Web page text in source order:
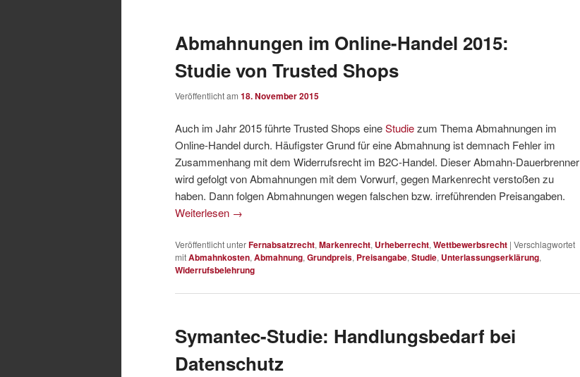
Abmahnungen im Online-Handel 2015:
Studie von Trusted Shops
Veröffentlicht am 18. November 2015
Auch im Jahr 2015 führte Trusted Shops eineStudiezum Thema Abmahnungen im
Online-Handel durch. Häufigster Grund für eine Abmahnung ist demnach Fehler im
Zusammenhang mit dem Widerrufsrecht im B2C-Handel. Dieser Abmahn-Dauerbrenner
wird gefolgt von Abmahnungen mit dem Vorwurf, gegen Markenrecht verstoßen zu
haben. Dann folgen Abmahnungen wegen falschen bzw. irreführenden Preisangaben.
Weiterlesen →
Veröffentlicht unterFernabsatzrecht, Markenrecht, Urheberrecht, Wettbewerbsrecht | Verschlagwortet
mitAbmahnkosten, Abmahnung, Grundpreis, Preisangabe, Studie, Unterlassungserklärung,
Widerrufsbelehrung
Symantec-Studie: Handlungsbedarf bei
Datenschutz